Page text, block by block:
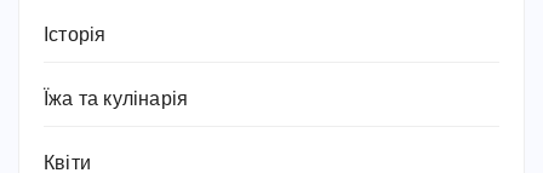
Історія
Їжа та кулінарія
Квіти